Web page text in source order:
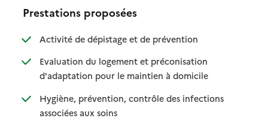
Prestations proposées
Activité de dépistage et de prévention: disponible
: non disponible
Evaluation du logement et préconisation
d'adaptation pour le maintien à domicile: disponible
: non disponible
Hygiène, prévention, contrôle des infections
associées aux soins: disponible
: non disponible